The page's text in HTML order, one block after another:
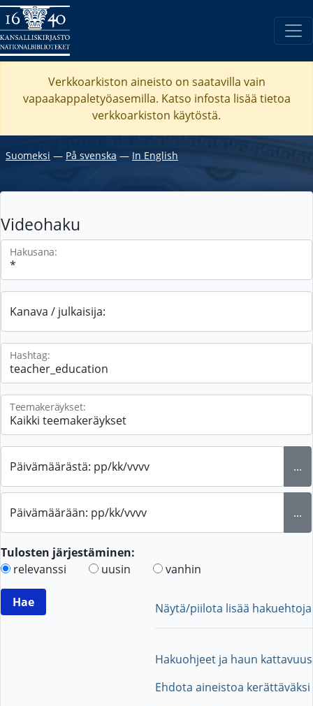
Verkkoarkiston aineisto on saatavilla vain
vapaakappaletyöasemilla. Katso infosta lisää tietoa
verkkoarkiston käytöstä.
Suomeksi ― På svenska ― In English
Videohaku
Hakusana:
Kanava / julkaisija:
Hashtag:
Teemakeräykset:
Päivämäärästä: pp/kk/vvvv ...
Päivämäärään: pp/kk/vvvv ...
Tulosten järjestäminen:
relevanssi
uusin vanhin
Näytä/piilota lisää hakuehtoja
Hakuohjeet ja haun kattavuus
Ehdota aineistoa kerättäväksi